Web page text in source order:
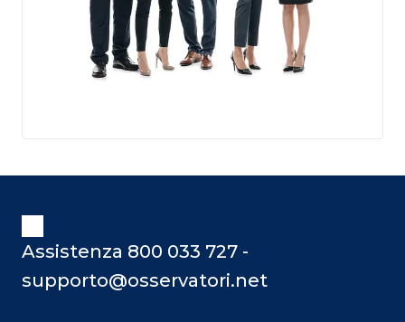
Assistenza 800 033 727 -
supporto@osservatori.net